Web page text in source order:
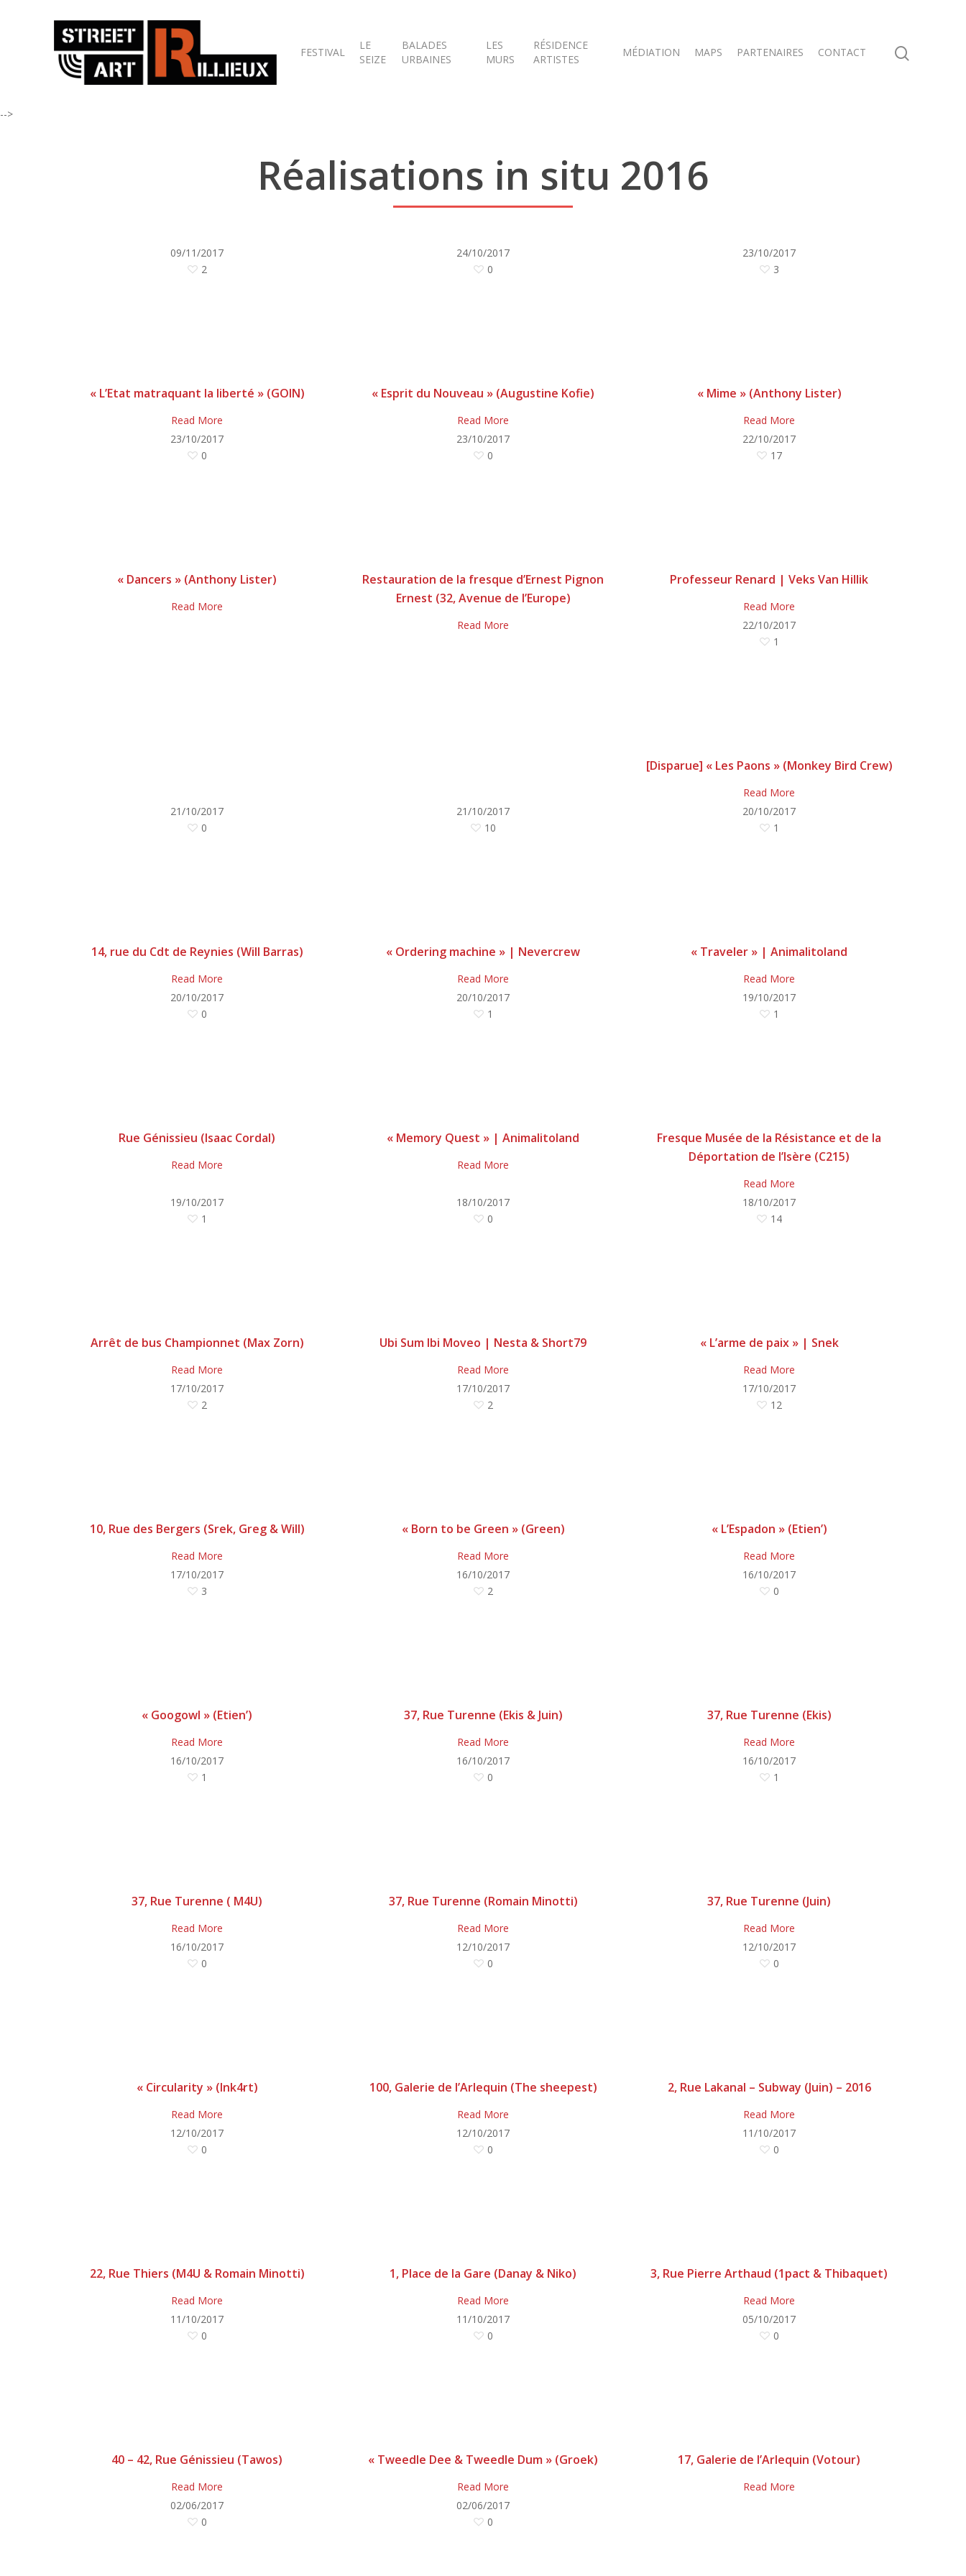
FESTIVAL
LE
SEIZE
BALADES
URBAINES
LES
MURS
RÉSIDENCE
ARTISTES
MÉDIATION MAPS PARTENAIRES CONTACT
-->
Réalisations in situ 2016
09/11/2017
2
« L’Etat matraquant la liberté » (GOIN)
Read More
24/10/2017
0
« Esprit du Nouveau » (Augustine Kofie)
Read More
23/10/2017
3
« Mime » (Anthony Lister)
Read More
23/10/2017
0
« Dancers » (Anthony Lister)
Read More
23/10/2017
0
Restauration de la fresque d’Ernest Pignon
Ernest (32, Avenue de l’Europe)
Read More
22/10/2017
17
Professeur Renard | Veks Van Hillik
Read More
22/10/2017
1
[Disparue] « Les Paons » (Monkey Bird Crew)
Read More
21/10/2017
0
14, rue du Cdt de Reynies (Will Barras)
Read More
21/10/2017
10
« Ordering machine » | Nevercrew
Read More
20/10/2017
1
« Traveler » | Animalitoland
Read More
20/10/2017
0
Rue Génissieu (Isaac Cordal)
Read More
20/10/2017
1
« Memory Quest » | Animalitoland
Read More
19/10/2017
1
Fresque Musée de la Résistance et de la
Déportation de l’Isère (C215)
Read More
19/10/2017
1
Arrêt de bus Championnet (Max Zorn)
Read More
18/10/2017
0
Ubi Sum Ibi Moveo | Nesta & Short79
Read More
18/10/2017
14
« L’arme de paix » | Snek
Read More
17/10/2017
2
10, Rue des Bergers (Srek, Greg & Will)
Read More
17/10/2017
2
« Born to be Green » (Green)
Read More
17/10/2017
12
« L’Espadon » (Etien’)
Read More
17/10/2017
3
« Googowl » (Etien’)
Read More
16/10/2017
2
37, Rue Turenne (Ekis & Juin)
Read More
16/10/2017
0
37, Rue Turenne (Ekis)
Read More
16/10/2017
1
37, Rue Turenne ( M4U)
Read More
16/10/2017
0
37, Rue Turenne (Romain Minotti)
Read More
16/10/2017
1
37, Rue Turenne (Juin)
Read More
16/10/2017
0
« Circularity » (Ink4rt)
Read More
12/10/2017
0
100, Galerie de l’Arlequin (The sheepest)
Read More
12/10/2017
0
2, Rue Lakanal – Subway (Juin) – 2016
Read More
12/10/2017
0
22, Rue Thiers (M4U & Romain Minotti)
Read More
12/10/2017
0
1, Place de la Gare (Danay & Niko)
Read More
11/10/2017
0
3, Rue Pierre Arthaud (1pact & Thibaquet)
Read More
11/10/2017
0
40 – 42, Rue Génissieu (Tawos)
Read More
11/10/2017
0
« Tweedle Dee & Tweedle Dum » (Groek)
Read More
05/10/2017
0
17, Galerie de l’Arlequin (Votour)
Read More
02/06/2017
0
02/06/2017
0